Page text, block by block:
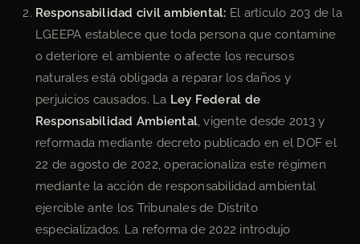
Responsabilidad civil ambiental: El artículo 203 de la
LGEEPA establece que toda persona que contamine
o deteriore el ambiente o afecte los recursos
naturales está obligada a reparar los daños y
perjuicios causados. La Ley Federal de
Responsabilidad Ambiental , vigente desde 2013 y
reformada mediante decreto publicado en el DOF el
22 de agosto de 2022, operacionaliza este régimen
mediante la acción de responsabilidad ambiental
ejercible ante los Tribunales de Distrito
especializados. La reforma de 2022 introdujo